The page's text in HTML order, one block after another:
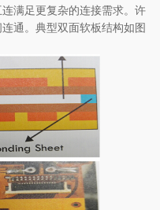
满足更复杂的连接需求。许
通。典型双面软板结构如图